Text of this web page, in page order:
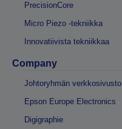
PrecisionCore
Micro Piezo -tekniikka
Innovatiivista tekniikkaa
Company
Johtoryhmän verkkosivusto
Epson Europe Electronics
Digigraphie